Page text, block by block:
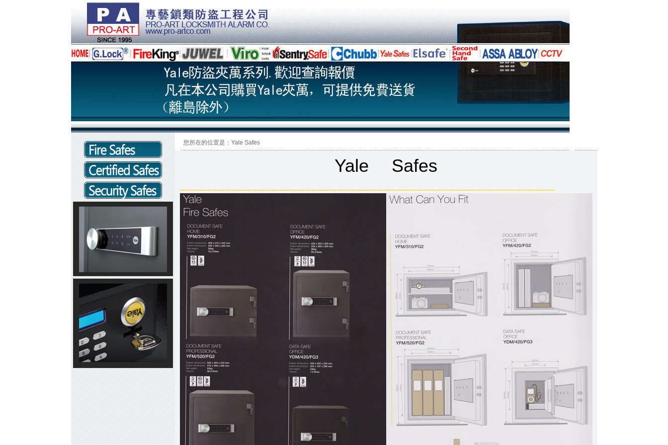
您所在的位置是：Yale Safes
Yale Safes
-------------------------------------------------------------------------------------------------------------------------------------------------------